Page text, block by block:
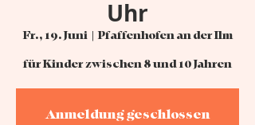
Uhr
Fr., 19. Juni
  |
Pfaffenhofen an der Ilm
für Kinder zwischen 8 und 10 Jahren
Anmeldung geschlossen